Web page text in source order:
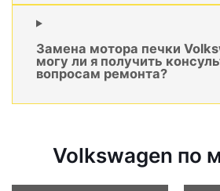
Замена мотора печки
могу ли я получить
вопросам ремонта?
Volkswagen по